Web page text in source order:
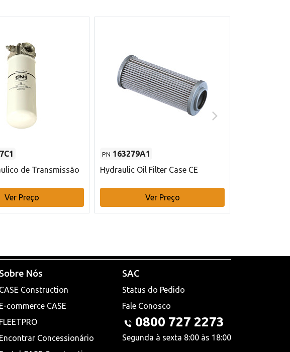
de Transmissão
Ver Preço
PN 163279A1
Hydraulic Oil Filter Case CE
Ver Preço
Sobre Nós
CASE Construction
E-commerce CASE
FLEETPRO
Encontrar Concessionário
SAC
Status do Pedido
Fale Conosco
0800 727 2273
Segunda à sexta 8:00 às 18:00